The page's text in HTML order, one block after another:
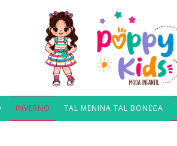
INVERNO TAL MENINA TAL BONECA